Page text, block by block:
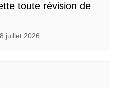
toute révision de
juillet 2026